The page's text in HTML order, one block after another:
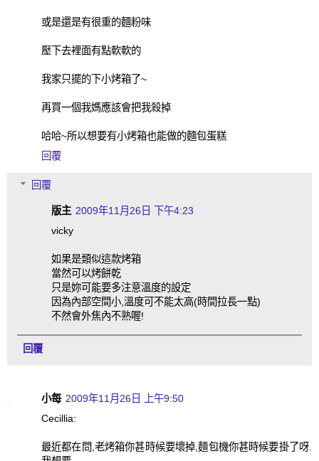
或是還是有很重的麵粉味
壓下去裡面有點軟軟的
我家只擺的下小烤箱了~
再買一個我媽應該會把我殺掉
哈哈~所以想要有小烤箱也能做的麵包蛋糕
回覆
回覆
版主 2009年11月26日 下午4:23
vicky
如果是類似這款烤箱
當然可以烤餅乾
只是妳可能要多注意溫度的設定
因為內部空間小,溫度可不能太高(時間拉長一點)
不然會外焦內不熟喔!
回覆
小每 2009年11月26日 上午9:50
Cecillia:
最近都在問,老烤箱你甚時候要壞掉,麵包機你甚時候要掛了呀.